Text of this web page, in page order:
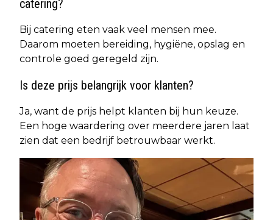
catering?
Bij catering eten vaak veel mensen mee.
Daarom moeten bereiding, hygiëne, opslag en
controle goed geregeld zijn.
Is deze prijs belangrijk voor klanten?
Ja, want de prijs helpt klanten bij hun keuze.
Een hoge waardering over meerdere jaren laat
zien dat een bedrijf betrouwbaar werkt.